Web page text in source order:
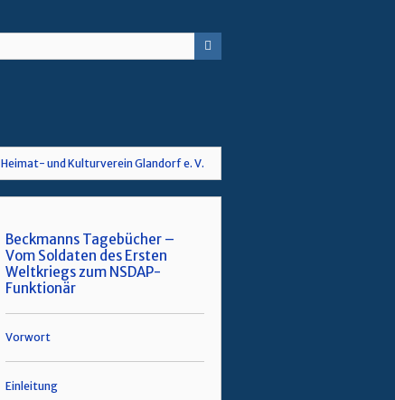
Heimat- und Kulturverein Glandorf e. V.
Beckmanns Tagebücher –
Vom Soldaten des Ersten
Weltkriegs zum NSDAP-
Funktionär
Vorwort
Einleitung